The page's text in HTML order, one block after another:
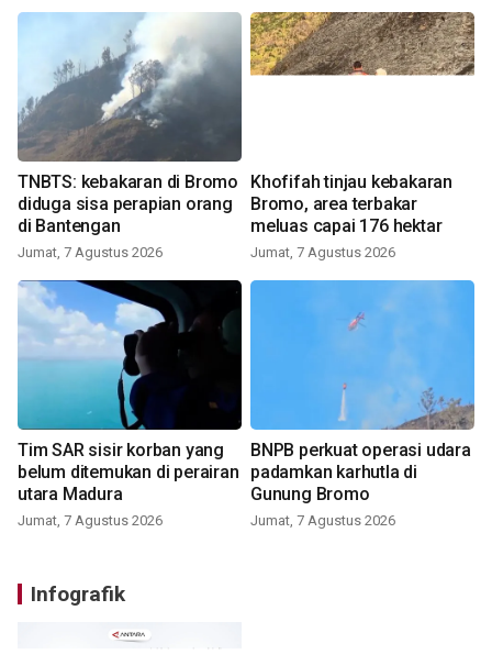
TNBTS: kebakaran di Bromo
diduga sisa perapian orang
di Bantengan
Jumat, 7 Agustus 2026
Khofifah tinjau kebakaran
Bromo, area terbakar
meluas capai 176 hektar
Jumat, 7 Agustus 2026
Tim SAR sisir korban yang
belum ditemukan di perairan
utara Madura
Jumat, 7 Agustus 2026
BNPB perkuat operasi udara
padamkan karhutla di
Gunung Bromo
Jumat, 7 Agustus 2026
Infografik